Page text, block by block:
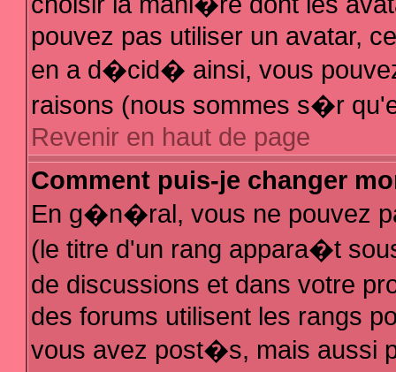
pouvez pas utiliser un avatar,
en a d�cid� ainsi, vous
raisons (nous sommes s�r
Revenir en haut de page
Comment puis-je changer
En g�n�ral, vous ne pouvez
(le titre d'un rang appara�t
de discussions et dans votre
des forums utilisent les rangs
vous avez post�s, mais aussi